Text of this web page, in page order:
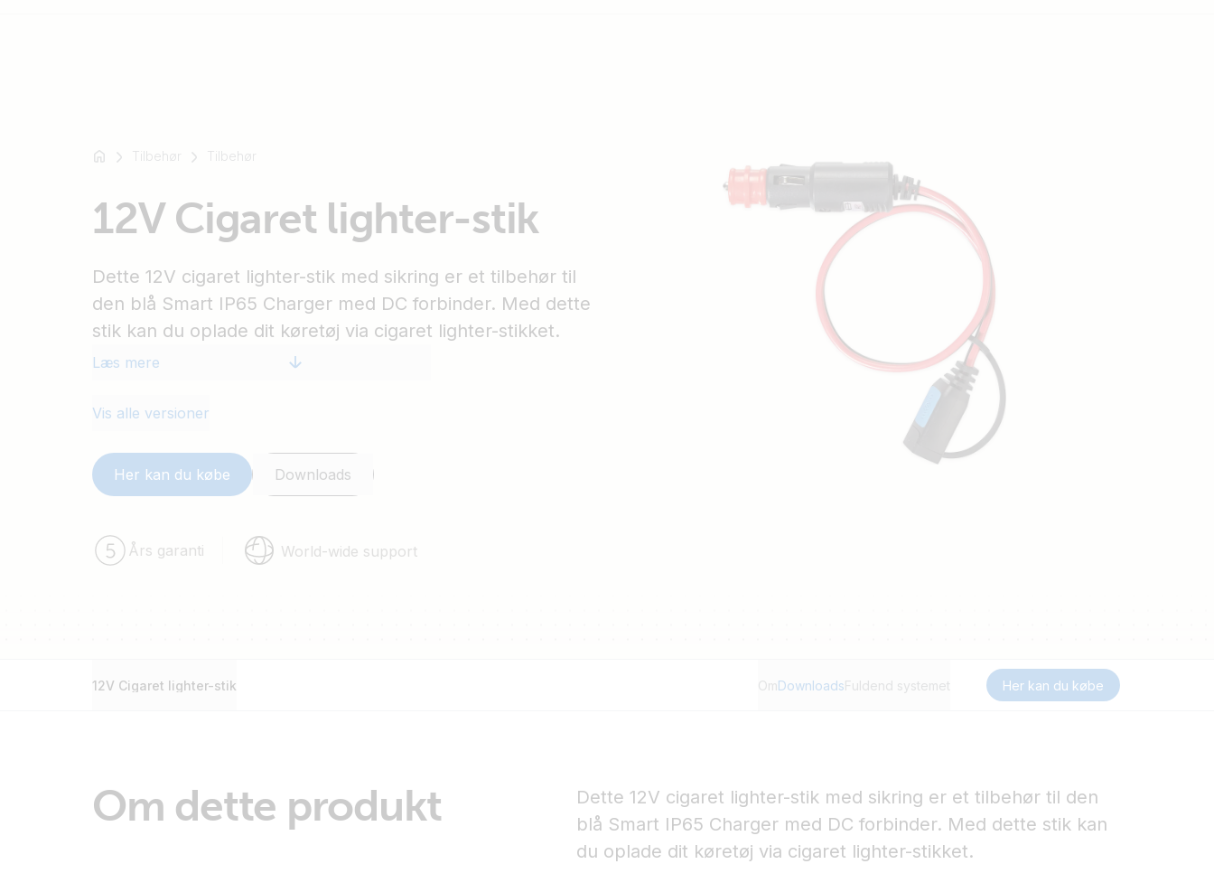
Tilbehør Tilbehør
12V Cigaret lighter-stik
Dette 12V cigaret lighter-stik med sikring er et tilbehør til
den blå Smart IP65 Charger med DC forbinder. Med dette
stik kan du oplade dit køretøj via cigaret lighter-stikket.
Læs mere
Vis alle versioner
Her kan du købe Downloads
Års garanti World-wide support
12V Cigaret lighter-stik OmDownloadsFuldend systemet Her kan du købe
Om dette produkt
Dette 12V cigaret lighter-stik med sikring er et tilbehør til den
blå Smart IP65 Charger med DC forbinder. Med dette stik kan
du oplade dit køretøj via cigaret lighter-stikket.